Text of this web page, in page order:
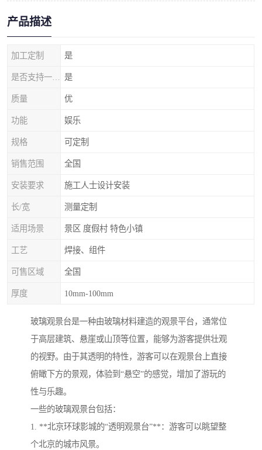
产品描述
加工定制 是
是
质量 优
功能 娱乐
规格 可定制
销售范围 全国
安装要求 施工人士设计安装
长/宽 测量定制
适用场景 景区 度假村 特色小镇
工艺 焊接、组件
可售区域 全国
厚度 10mm-100mm
玻璃观景台是一种由玻璃材料建造的观景平台，通常位
于高层建筑、悬崖或山顶等位置，能够为游客提供壮观
的视野。由于其透明的特性，游客可以在观景台上直接
俯瞰下方的景观，体验到“悬空”的感觉，增加了游玩的
性与乐趣。
一些的玻璃观景台包括：
1. **北京环球影城的“透明观景台”**：游客可以眺望整
个北京的城市风景。